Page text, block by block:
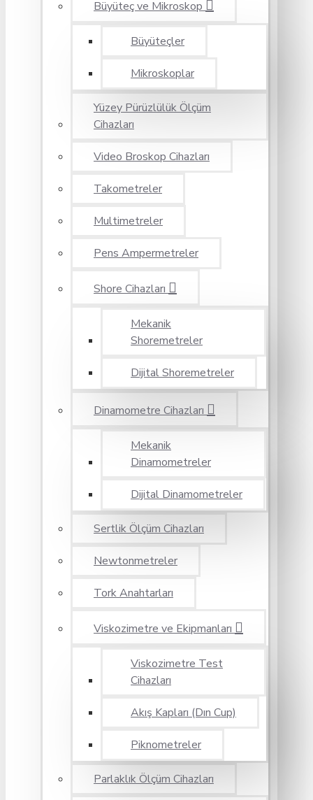
Büyüteç ve Mikroskop
Büyüteçler
Mikroskoplar
Yüzey Pürüzlülük Ölçüm
Cihazları
Video Broskop Cihazları
Takometreler
Multimetreler
Pens Ampermetreler
Shore Cihazları
Mekanik
Shoremetreler
Dijital Shoremetreler
Dinamometre Cihazları
Mekanik
Dinamometreler
Dijital Dinamometreler
Sertlik Ölçüm Cihazları
Newtonmetreler
Tork Anahtarları
Viskozimetre ve Ekipmanları
Viskozimetre Test
Cihazları
Akış Kapları (Dın Cup)
Piknometreler
Parlaklık Ölçüm Cihazları